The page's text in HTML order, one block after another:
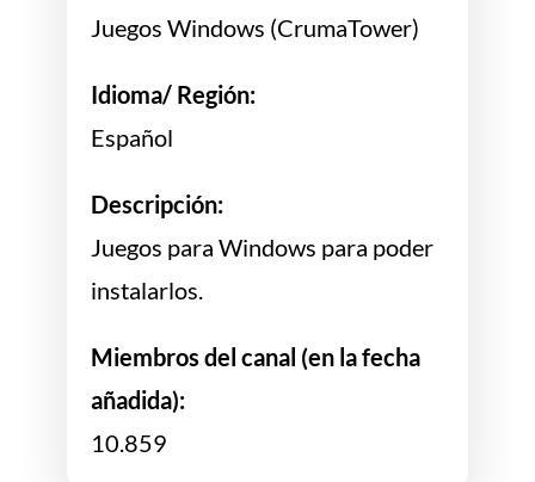
Juegos Windows (CrumaTower)
Idioma/ Región:
Español
Descripción:
Juegos para Windows para poder
instalarlos.
Miembros del canal (en la fecha
añadida):
10.859